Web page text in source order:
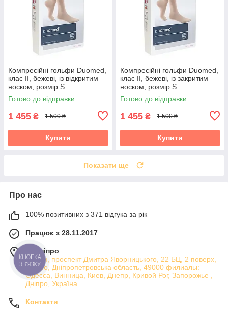
Компресійні гольфи Duomed,
клас II, бежеві, із відкритим
носком, розмір S
(V240002000)
Готово до відправки
1 455 ₴ 1 500 ₴
Купити
Компресійні гольфи Duomed,
клас II, бежеві, із закритим
носком, розмір S
(V240002000)
Готово до відправки
1 455 ₴ 1 500 ₴
Купити
Показати ще
Про нас
100% позитивних з 371 відгука за рік
Працює з 28.11.2017
м. Дніпро
Атріум, проспект Дмитра Яворницького, 22 БЦ, 2 поверх,
Дніпро, Дніпропетровська область, 49000 филиалы:
Одесса, Винница, Киев, Днепр, Кривой Рог, Запорожье ,
Дніпро, Україна
Контакти
КНОПКА
ЗВ'ЯЗКУ